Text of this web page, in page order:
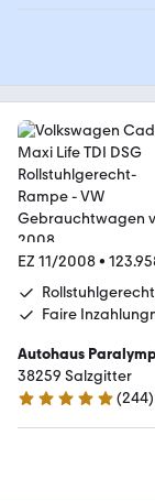
EZ 11/2008•
Rollstuhlgerecht
Faire
Autohaus
38259 Salzgitter
5 Sterne
(244)